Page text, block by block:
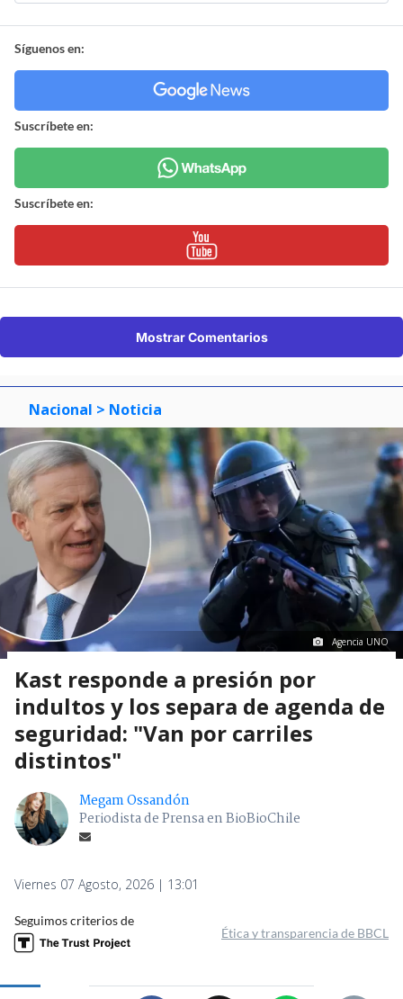
Síguenos en:
Suscríbete en:
Suscríbete en:
Mostrar Comentarios
Nacional > Noticia
Agencia UNO
Kast responde a presión por
indultos y los separa de agenda de
seguridad: "Van por carriles
distintos"
Megam Ossandón
Periodista de Prensa en BioBioChile
Viernes 07 Agosto, 2026 | 13:01
Seguimos criterios de
Ética y transparencia de BBCL